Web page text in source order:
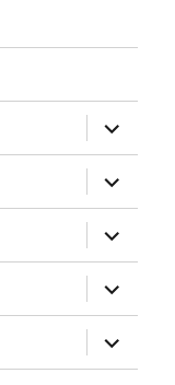
expand
child
menu
expand
child
menu
expand
child
menu
expand
child
menu
expand
child
menu